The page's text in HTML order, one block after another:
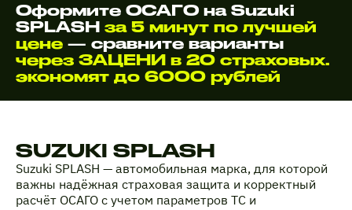
Оформите ОСАГО на Suzuki
SPLASH за 5 минут по лучшей
цене — сравните варианты
через ЗАЦЕНИ в 20 страховых.
экономят до 6000 рублей
SUZUKI SPLASH
Suzuki SPLASH — автомобильная марка, для которой
важны надёжная страховая защита и корректный
расчёт ОСАГО с учетом параметров ТС и